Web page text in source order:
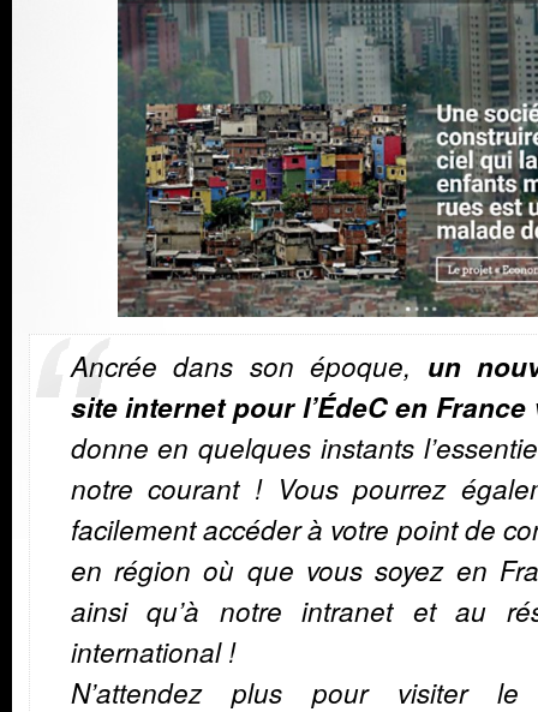
Ancrée dans son époque, un
site internet pour l’ÉdeC en France
donne en quelques instants
notre courant ! Vous pourrez
facilement accéder à votre point de
en région où que vous soyez en
ainsi qu’à notre intranet et au
international !
N’attendez plus pour visiter le